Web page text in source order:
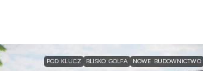
POD KLUCZ BLISKO GOLFA NOWE BUDOWNICTWO